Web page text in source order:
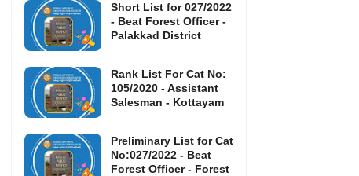
Short List for 027/2022
- Beat Forest Officer -
Palakkad District
Rank List For Cat No:
105/2020 - Assistant
Salesman - Kottayam
Preliminary List for Cat
No:027/2022 - Beat
Forest Officer - Forest